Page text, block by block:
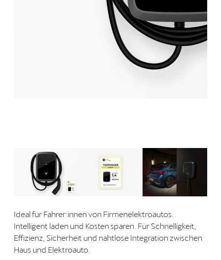
Ideal für Fahrer:innen von Firmenelektroautos.
Intelligent laden und Kosten sparen. Für Schnelligkeit,
Effizienz, Sicherheit und nahtlose Integration zwischen
Haus und Elektroauto.